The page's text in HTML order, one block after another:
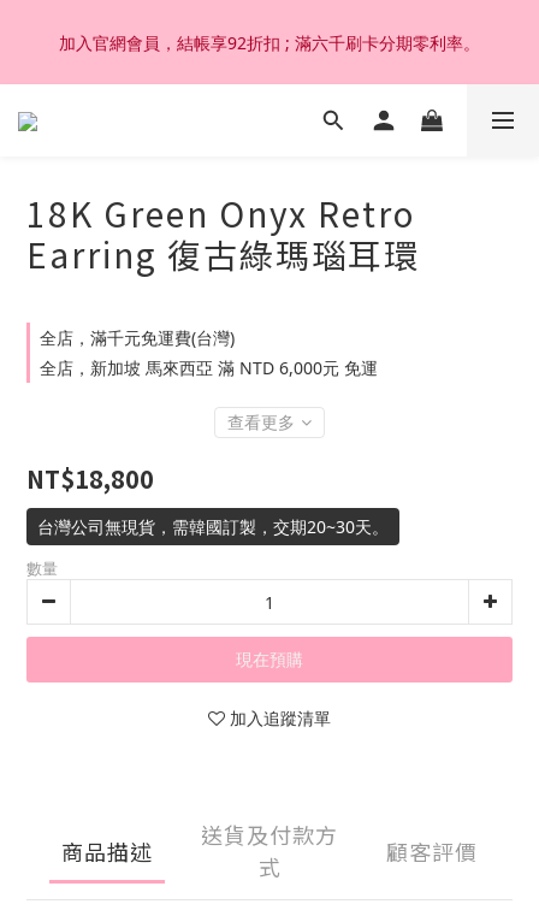
加入官網會員，結帳享92折扣 ; 滿六千刷卡分期零利率。
加入官網會員，結帳享92折扣 ; 滿六千刷卡分期零利率。
韓國設計製作。純14K 18K金，非鍍金非注金；洗澡，運動(汗
加入官網會員，結帳享92折扣 ; 滿六千刷卡分期零利率。
18K Green Onyx Retro
Earring 復古綠瑪瑙耳環
全店，滿千元免運費(台灣)
全店，新加坡 馬來西亞 滿 NTD 6,000元 免運
查看更多
NT$18,800
台灣公司無現貨，需韓國訂製，交期20~30天。
數量
現在預購
加入追蹤清單
商品描述
送貨及付款方
式
顧客評價